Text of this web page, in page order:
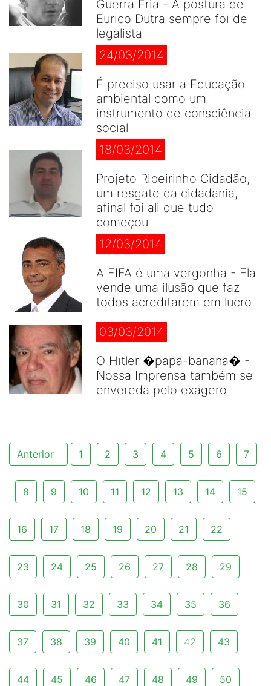
Guerra Fria - A postura de
Eurico Dutra sempre foi de
legalista
24/03/2014
É preciso usar a Educação
ambiental como um
instrumento de consciência
social
18/03/2014
Projeto Ribeirinho Cidadão,
um resgate da cidadania,
afinal foi ali que tudo
começou
12/03/2014
A FIFA é uma vergonha - Ela
vende uma ilusão que faz
todos acreditarem em lucro
03/03/2014
O Hitler �papa-banana� -
Nossa Imprensa também se
envereda pelo exagero
Anterior 1 2 3 4 5 6 7
8 9 10 11 12 13 14 15
16 17 18 19 20 21 22
23 24 25 26 27 28 29
30 31 32 33 34 35 36
37 38 39 40 41 42 43
44 45 46 47 48 49 50